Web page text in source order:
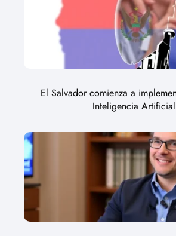
El Salvador comienza a
Inteligencia Artificial